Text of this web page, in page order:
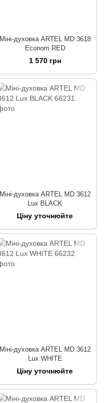
Міні-духовка ARTEL MD 3618
Econom RED
1 570 грн
Міні-духовка ARTEL MD 3612
Lux BLACK
Ціну уточнюйте
Міні-духовка ARTEL MD 3612
Lux WHITE
Ціну уточнюйте